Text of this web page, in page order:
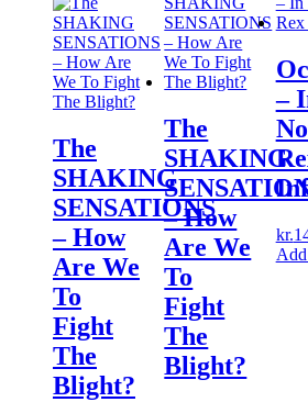
The
SHAKING
SENSATIONS
‎– How
Are We
To
Fight
The
Blight?
The
SHAKING
‎– How
Are We
To
Fight
The
Blight?
‎–
kr.